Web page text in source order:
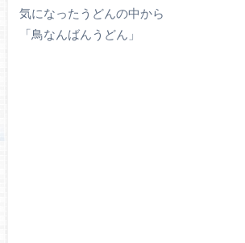
気になったうどんの中から
「鳥なんばんうどん」